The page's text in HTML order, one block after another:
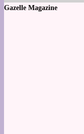
Gazelle Magazine